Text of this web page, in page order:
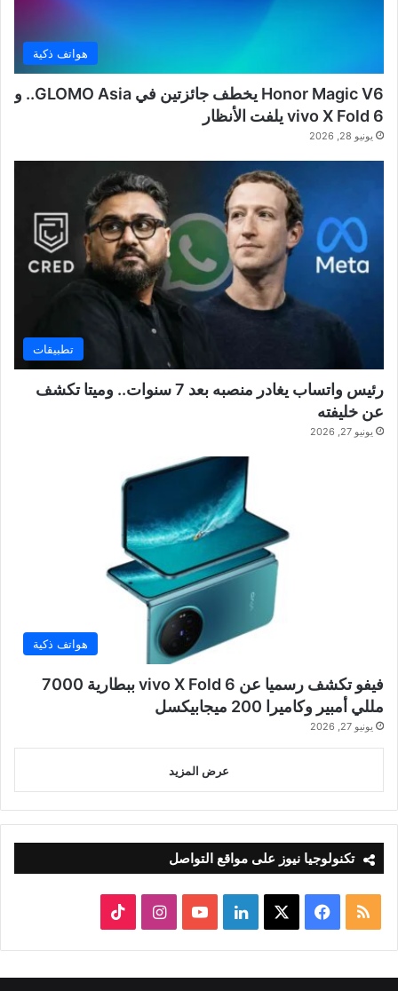
هواتف ذكية
Honor Magic V6 يخطف جائزتين في GLOMO Asia.. و
vivo X Fold 6 يلفت الأنظار
يونيو 28, 2026
تطبيقات
رئيس واتساب يغادر منصبه بعد 7 سنوات.. وميتا تكشف
عن خليفته
يونيو 27, 2026
هواتف ذكية
فيفو تكشف رسميا عن vivo X Fold 6 ببطارية 7000
مللي أمبير وكاميرا 200 ميجابيكسل
يونيو 27, 2026
عرض المزيد
تكنولوجيا نيوز على مواقع التواصل
ملخص
الموقع
RSS
فيسبوك لينكدإن‫YouTubeانستقرام